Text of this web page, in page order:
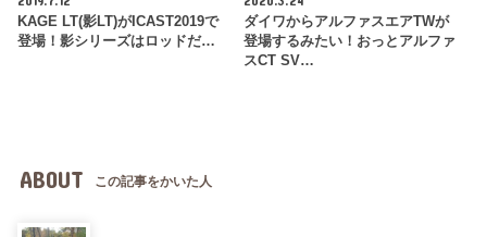
KAGE LT(影LT)がICAST2019で
登場！影シリーズはロッドだ…
ダイワからアルファスエアTWが
登場するみたい！おっとアルファ
スCT SV…
ABOUT この記事をかいた人